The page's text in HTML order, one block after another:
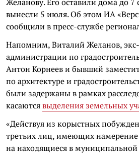
вынесли 5 июля. Об этом ИА
сообщили в пресс-службе
Напомним, Виталий Желанов, экс-
администрации по
Антон Корнеев и бывший
по архитектуре и
были задержаны в рамках
касаютсявыделения земельных
«Действуя из корыстных
третьих лиц, имеющих намерение
на находящиеся в муниципальной